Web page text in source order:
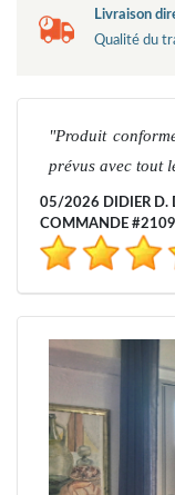
Livraison
Qualité du
Produit
prévus avec tout
05/2026 DIDIER D.
COMMANDE